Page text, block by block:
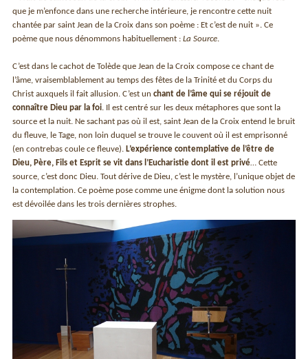
que je m’enfonce dans une recherche intérieure, je rencontre cette nuit
chantée par saint Jean de la Croix dans son poème : Et c’est de nuit ». Ce
poème que nous dénommons habituellement :La Source
C’est dans le cachot de Tolède que Jean de la Croix compose ce chant de
l’âme, vraisemblablement au temps des fêtes de la Trinité et du Corps du
Christ auxquels il fait allusion. C’est unchant de l’âme qui se réjouit de
connaître Dieu par la foi . Il est centré sur les deux métaphores que sont la
source et la nuit. Ne sachant pas où il est, saint Jean de la Croix entend le bruit
du fleuve, le Tage, non loin duquel se trouve le couvent où il est emprisonné
(en contrebas coule ce fleuve).
L’expérience contemplative de l’être de
Dieu, Père, Fils et Esprit se vit dans l’Eucharistie dont il est privé … Cette
source, c’est donc Dieu. Tout dérive de Dieu, c’est le mystère, l’unique objet de
la contemplation. Ce poème pose comme une énigme dont la solution nous
est dévoilée dans les trois dernières strophes.